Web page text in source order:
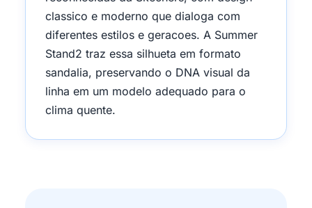
classico e moderno que dialoga com
diferentes estilos e geracoes. A Summer
Stand2 traz essa silhueta em formato
sandalia, preservando o DNA visual da
linha em um modelo adequado para o
clima quente.